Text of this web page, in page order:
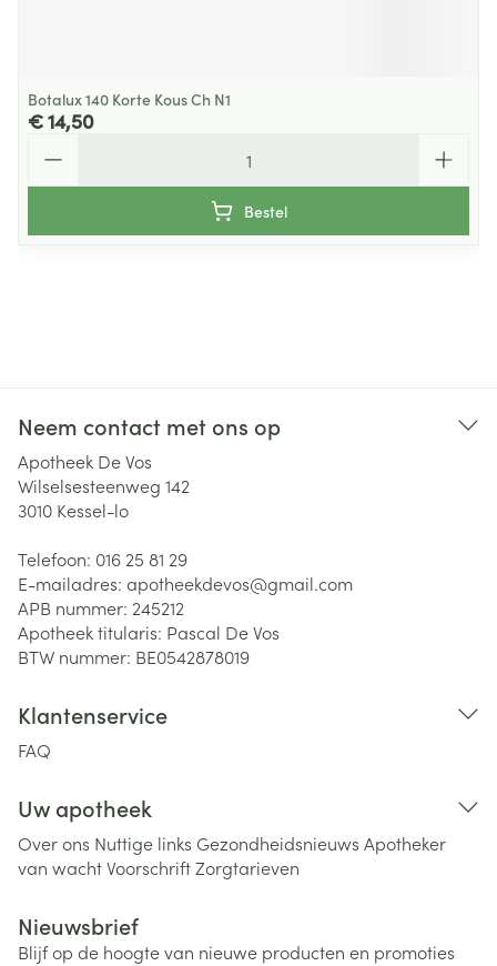
Botalux 140 Korte Kous Ch N1
€ 14,50
Bestel
Neem contact met ons op
Apotheek De Vos
Wilselsesteenweg 142
3010 Kessel-lo
Telefoon: 016 25 81 29
E-mailadres: apotheekdevos@gmail.com
APB nummer: 245212
Apotheek titularis: Pascal De Vos
BTW nummer: BE0542878019
Klantenservice
FAQ
Uw apotheek
Over ons Nuttige links Gezondheidsnieuws Apotheker
van wachtVoorschriftZorgtarieven
Nieuwsbrief
Blijf op de hoogte van nieuwe producten en promoties